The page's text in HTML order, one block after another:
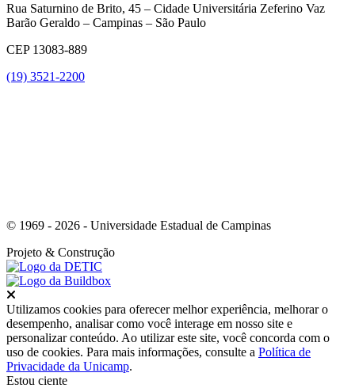
Rua Saturnino de Brito, 45 – Cidade Universitária Zeferino Vaz
Barão Geraldo – Campinas – São Paulo
CEP 13083-889
(19) 3521-2200
© 1969 - 2026 - Universidade Estadual de Campinas
Projeto & Construção
Utilizamos cookies para oferecer melhor experiência, melhorar o
desempenho, analisar como você interage em nosso site e
personalizar conteúdo. Ao utilizar este site, você concorda com o
uso de cookies. Para mais informações, consulte a Política de
Privacidade da Unicamp.
Estou ciente